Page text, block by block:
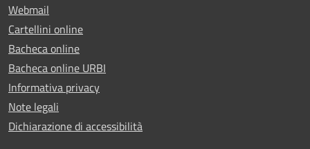
Webmail
Cartellini online
Bacheca online
Bacheca online URBI
Informativa privacy
Note legali
Dichiarazione di accessibilità